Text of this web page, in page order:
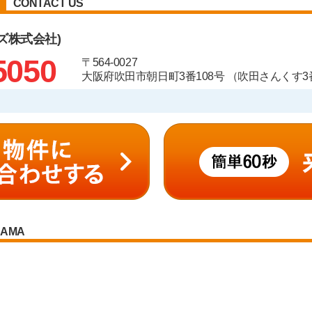
CONTACT US
株式会社)
〒564-0027
大阪府吹田市朝日町3番108号 （吹田さんくす3